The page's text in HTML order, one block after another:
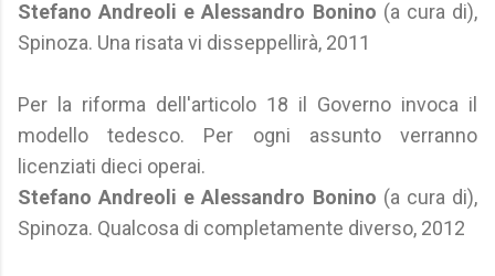
Stefano Andreoli e Alessandro Bonino (a cura di),
Spinoza. Una risata vi disseppellirà, 2011
Per la riforma dell'articolo 18 il Governo invoca il
modello tedesco. Per ogni assunto verranno
licenziati dieci operai.
Stefano Andreoli e Alessandro Bonino (a cura di),
Spinoza. Qualcosa di completamente diverso, 2012